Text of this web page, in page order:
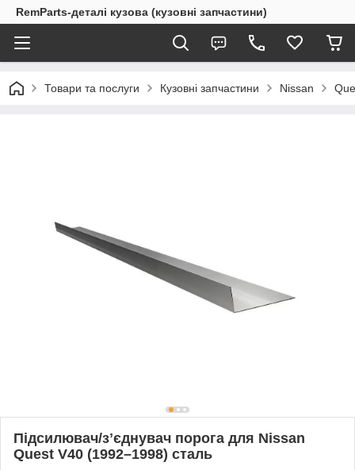
RemParts-деталі кузова (кузовні запчастини)
Товари та послуги Кузовні запчастини Nissan
Підсилювач/зʼєднувач порога для Nissan
Quest V40 (1992–1998) сталь